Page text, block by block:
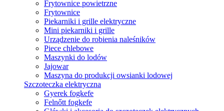
Frytownice powietrzne
Frytownice
Piekarniki i grille elektryczne
Mini piekarniki i grille
Urządzenie do robienia naleśników
Piece chlebowe
Maszynki do lodów
Jajowar
Maszyna do produkcji owsianki lodowej
Szczoteczka elektryczna
Gyerek fogkefe
Felnőtt fogkefe